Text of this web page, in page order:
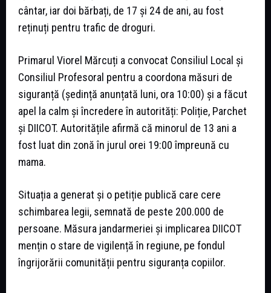
cântar, iar doi bărbați, de 17 și 24 de ani, au fost
reținuți pentru trafic de droguri.
Primarul Viorel Mărcuți a convocat Consiliul Local și
Consiliul Profesoral pentru a coordona măsuri de
siguranță (ședință anunțată luni, ora 10:00) și a făcut
apel la calm și încredere în autorități: Poliție, Parchet
și DIICOT. Autoritățile afirmă că minorul de 13 ani a
fost luat din zonă în jurul orei 19:00 împreună cu
mama.
Situația a generat și o petiție publică care cere
schimbarea legii, semnată de peste 200.000 de
persoane. Măsura jandarmeriei și implicarea DIICOT
mențin o stare de vigilență în regiune, pe fondul
îngrijorării comunității pentru siguranța copiilor.